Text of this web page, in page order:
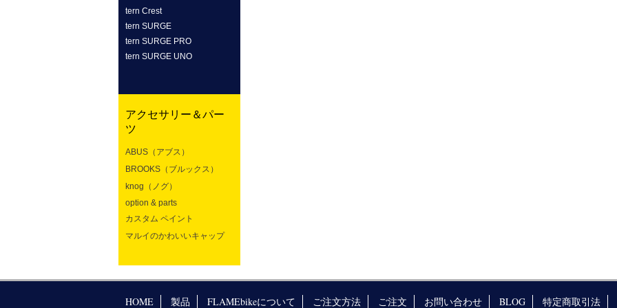
tern Crest
tern SURGE
tern SURGE PRO
tern SURGE UNO
アクセサリー＆パー
ツ
ABUS（アブス）
BROOKS（ブルックス）
knog（ノグ）
option & parts
カスタム ペイント
マルイのかわいいキャップ
HOME 製品 FLAMEbikeについて ご注文方法 ご注文 お問い合わせ BLOG 特定商取引法